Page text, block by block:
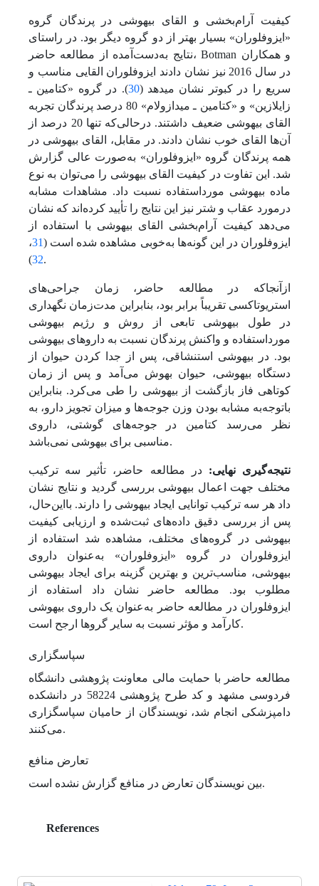
کیفیت آرام‌بخشی و القای بیهوشی در پرندگان گروه
«ایزوفلوران» بسیار بهتر از دو گروه دیگر بود. در راستای
نتایج به‌دست‌آمده از مطالعه حاضر، Botman و همکاران
در سال 2016 نیز نشان دادند ایزوفلوران القایی مناسب و
سریع را در کبوتر نشان می‏دهد (30). در گروه «کتامین ـ
زایلازین» و «کتامین ـ میدازولام» 80 درصد پرندگان تجربه
القای بیهوشی ضعیف داشتند. در‌حالی‌که تنها 20 درصد از
آن‌ها القای خوب نشان دادند. در مقابل، القای بیهوشی در
همه پرندگان گروه «ایزوفلوران» به‌صورت عالی گزارش
شد. این تفاوت در کیفیت القای بیهوشی را می‌توان به نوع
ماده بیهوشی مورد‌استفاده نسبت داد. مشاهدات مشابه
در‌مورد عقاب و شتر نیز این نتایج را تأیید کرده‌اند که نشان
می‌دهد کیفیت آرام‌بخشی القای بیهوشی با استفاده از
ایزوفلوران در این گونه‌ها به‌خوبی مشاهده شده است (31،
32).
از‌آنجا‌که در مطالعه حاضر، زمان جراحی‌های
استریوتاکسی تقریباً برابر بود، بنابراین مدت‌زمان نگهداری
در طول بیهوشی تابعی از روش و رژیم بیهوشی
مورد‌استفاده و واکنش پرندگان نسبت به داروهای بیهوشی
بود. در بیهوشی استنشاقی، پس از جدا کردن حیوان از
دستگاه بیهوشی، حیوان بهوش می‌آمد و پس از زمان
کوتاهی فاز بازگشت از بیهوشی را طی می‌کرد. بنابراین
با‌توجه‌به مشابه بودن وزن جوجه‌ها و میزان تجویز دارو، به
نظر می‌رسد کتامین در جوجه‌های گوشتی، داروی
مناسبی برای بیهوشی نمی‌باشد.
نتیجه‌گیری نهایی:در مطالعه حاضر، تأثیر سه ترکیب
مختلف جهت اعمال بیهوشی بررسی گردید و نتایج نشان
داد هر سه ترکیب توانایی ایجاد بیهوشی را دارند. با‌این‌حال،
پس از بررسی دقیق داده‌های ثبت‌شده و ارزیابی کیفیت
بیهوشی در گروه‌های مختلف، مشاهده شد استفاده از
ایزوفلوران در گروه «ایزوفلوران» به‌عنوان داروی
بیهوشی، مناسب‌ترین و بهترین گزینه برای ایجاد بیهوشی
مطلوب بود. مطالعه حاضر نشان داد استفاده از
ایزوفلوران در مطالعه حاضر به‌عنوان یک داروی بیهوشی
کارآمد و مؤثر نسبت به سایر گروها ارجح است.
سپاسگزاری
مطالعه حاضر با حمایت مالی معاونت پژوهشی دانشگاه
فردوسی مشهد و کد طرح پژوهشی 58224 در دانشکده
دامپزشکی انجام شد، نویسندگان از حامیان سپاسگزاری
می‌کنند.
تعارض منافع
بین نویسندگان تعارض در منافع گزارش نشده است.
References